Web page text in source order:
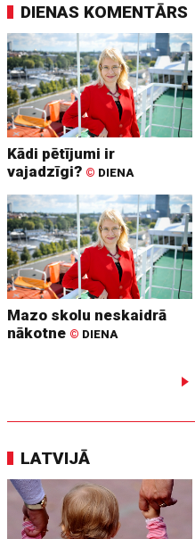
DIENAS KOMENTĀRS
Kādi pētījumi ir
vajadzīgi? © DIENA
Mazo skolu neskaidrā
nākotne © DIENA
LATVIJĀ